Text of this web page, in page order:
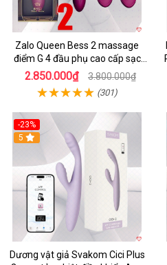
Zalo Queen Bess 2 massage
điểm G 4 đầu phụ cao cấp sạc
tiện lợi
2.850.000₫ 3.800.000₫
(301)
-23%
5
Dương vật giả Svakom Cici Plus